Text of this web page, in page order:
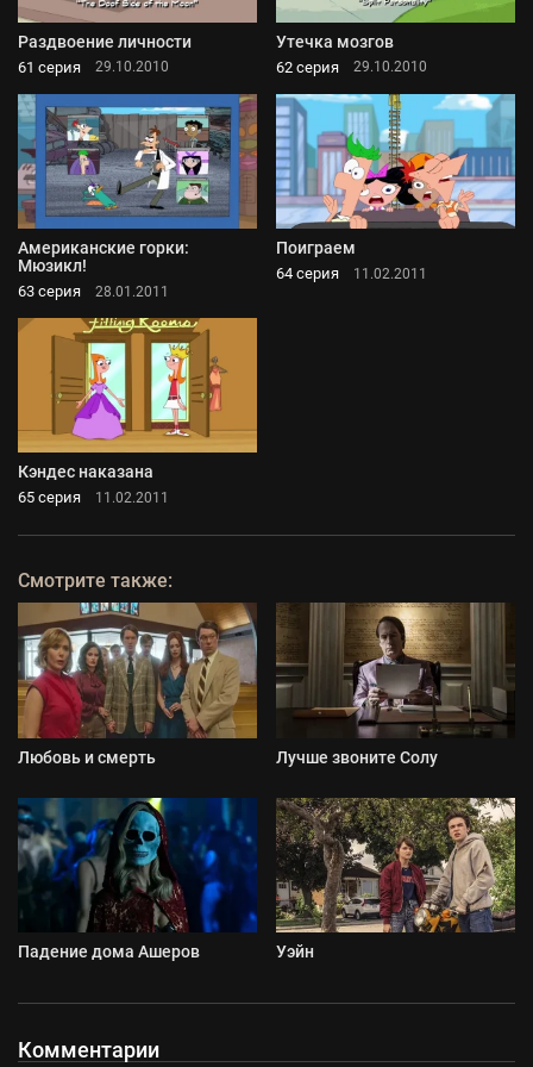
Раздвоение личности
61 серия 29.10.2010
Утечка мозгов
62 серия 29.10.2010
Американские горки:
Мюзикл!
63 серия 28.01.2011
Поиграем
64 серия 11.02.2011
Кэндес наказана
65 серия 11.02.2011
Смотрите также:
Любовь и смерть Лучше звоните Солу
Падение дома Ашеров Уэйн
Комментарии